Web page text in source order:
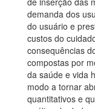
demanda dos
do usuário e
custos do
consequências
compostas por
da saúde e vida
modo a tornar
quantitativos e